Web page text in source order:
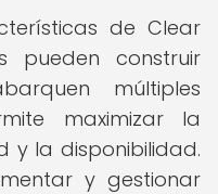
de Clear
pueden construir
múltiples
maximizar la
y la disponibilidad.
y gestionar